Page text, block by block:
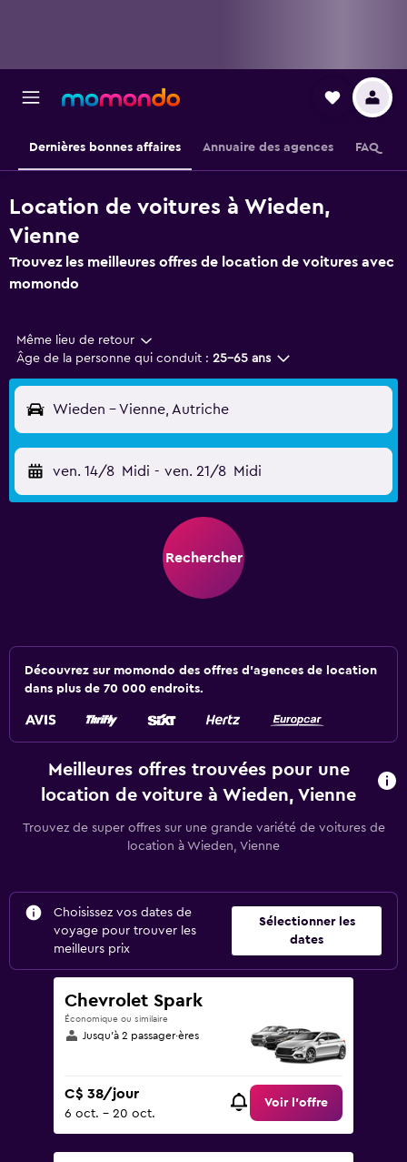
Dernières bonnes affaires Annuaire des agences FAQ
Location de voitures à Wieden,
Vienne
Trouvez les meilleures offres de location de voitures avec
momondo
Même lieu de retour
Âge de la personne qui conduit : 25-65 ans
Wieden - Vienne, Autriche
ven. 14/8 Midi - ven. 21/8 Midi
Rechercher
Découvrez sur momondo des offres d'agences de location
dans plus de 70 000 endroits.
Meilleures offres trouvées pour une
location de voiture à Wieden, Vienne
Trouvez de super offres sur une grande variété de voitures de
location à Wieden, Vienne
Choisissez vos dates de
voyage pour trouver les
meilleurs prix
Sélectionner les
dates
Chevrolet Spark
Économique ou similaire
Jusqu’à 2 passager·ères
C$ 38/jour
6 oct. - 20 oct.
Voir l’offre